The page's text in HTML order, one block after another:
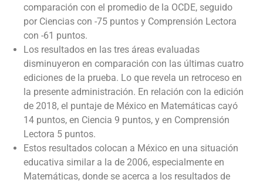
comparación con el promedio de la OCDE, seguido
por Ciencias con -75 puntos y Comprensión Lectora
con -61 puntos.
Los resultados en las tres áreas evaluadas
disminuyeron en comparación con las últimas cuatro
ediciones de la prueba. Lo que revela un retroceso en
la presente administración. En relación con la edición
de 2018, el puntaje de México en Matemáticas cayó
14 puntos, en Ciencia 9 puntos, y en Comprensión
Lectora 5 puntos.
Estos resultados colocan a México en una situación
educativa similar a la de 2006, especialmente en
Matemáticas, donde se acerca a los resultados de